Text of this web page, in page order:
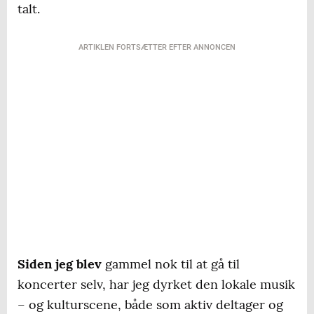
talt.
ARTIKLEN FORTSÆTTER EFTER ANNONCEN
Siden jeg blev gammel nok til at gå til
koncerter selv, har jeg dyrket den lokale musik
– og kulturscene, både som aktiv deltager og